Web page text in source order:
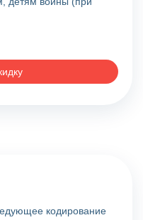
кодирование